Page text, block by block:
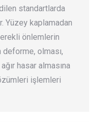
standartlarda
Yüzey kaplamadan
önlemlerin
deforme, olması,
hasar almasına
işlemleri